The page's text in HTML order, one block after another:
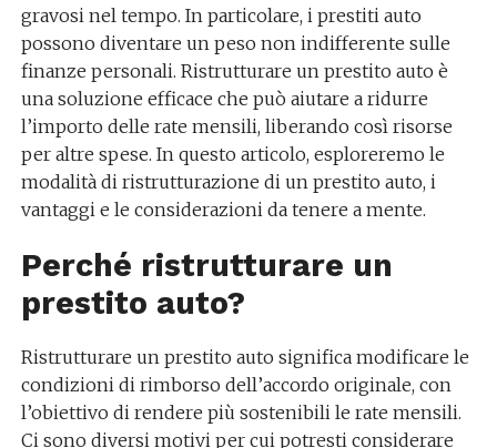
gravosi nel tempo. In particolare, i prestiti auto
possono diventare un peso non indifferente sulle
finanze personali. Ristrutturare un prestito auto è
una soluzione efficace che può aiutare a ridurre
l’importo delle rate mensili, liberando così risorse
per altre spese. In questo articolo, esploreremo le
modalità di ristrutturazione di un prestito auto, i
vantaggi e le considerazioni da tenere a mente.
Perché ristrutturare un
prestito auto?
Ristrutturare un prestito auto significa modificare le
condizioni di rimborso dell’accordo originale, con
l’obiettivo di rendere più sostenibili le rate mensili.
Ci sono diversi motivi per cui potresti considerare